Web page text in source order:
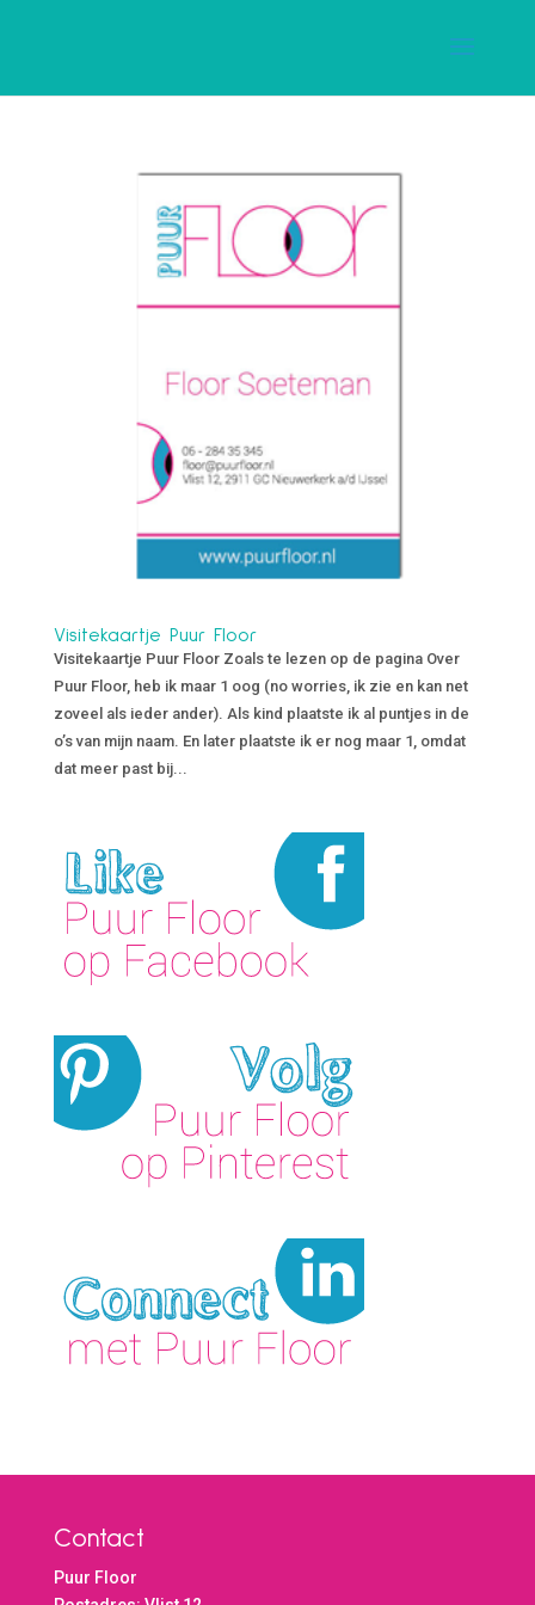
Visitekaartje Puur Floor
Visitekaartje Puur Floor Zoals te lezen op de pagina Over
Puur Floor, heb ik maar 1 oog (no worries, ik zie en kan net
zoveel als ieder ander). Als kind plaatste ik al puntjes in de
o’s van mijn naam. En later plaatste ik er nog maar 1, omdat
dat meer past bij...
Contact
Puur Floor